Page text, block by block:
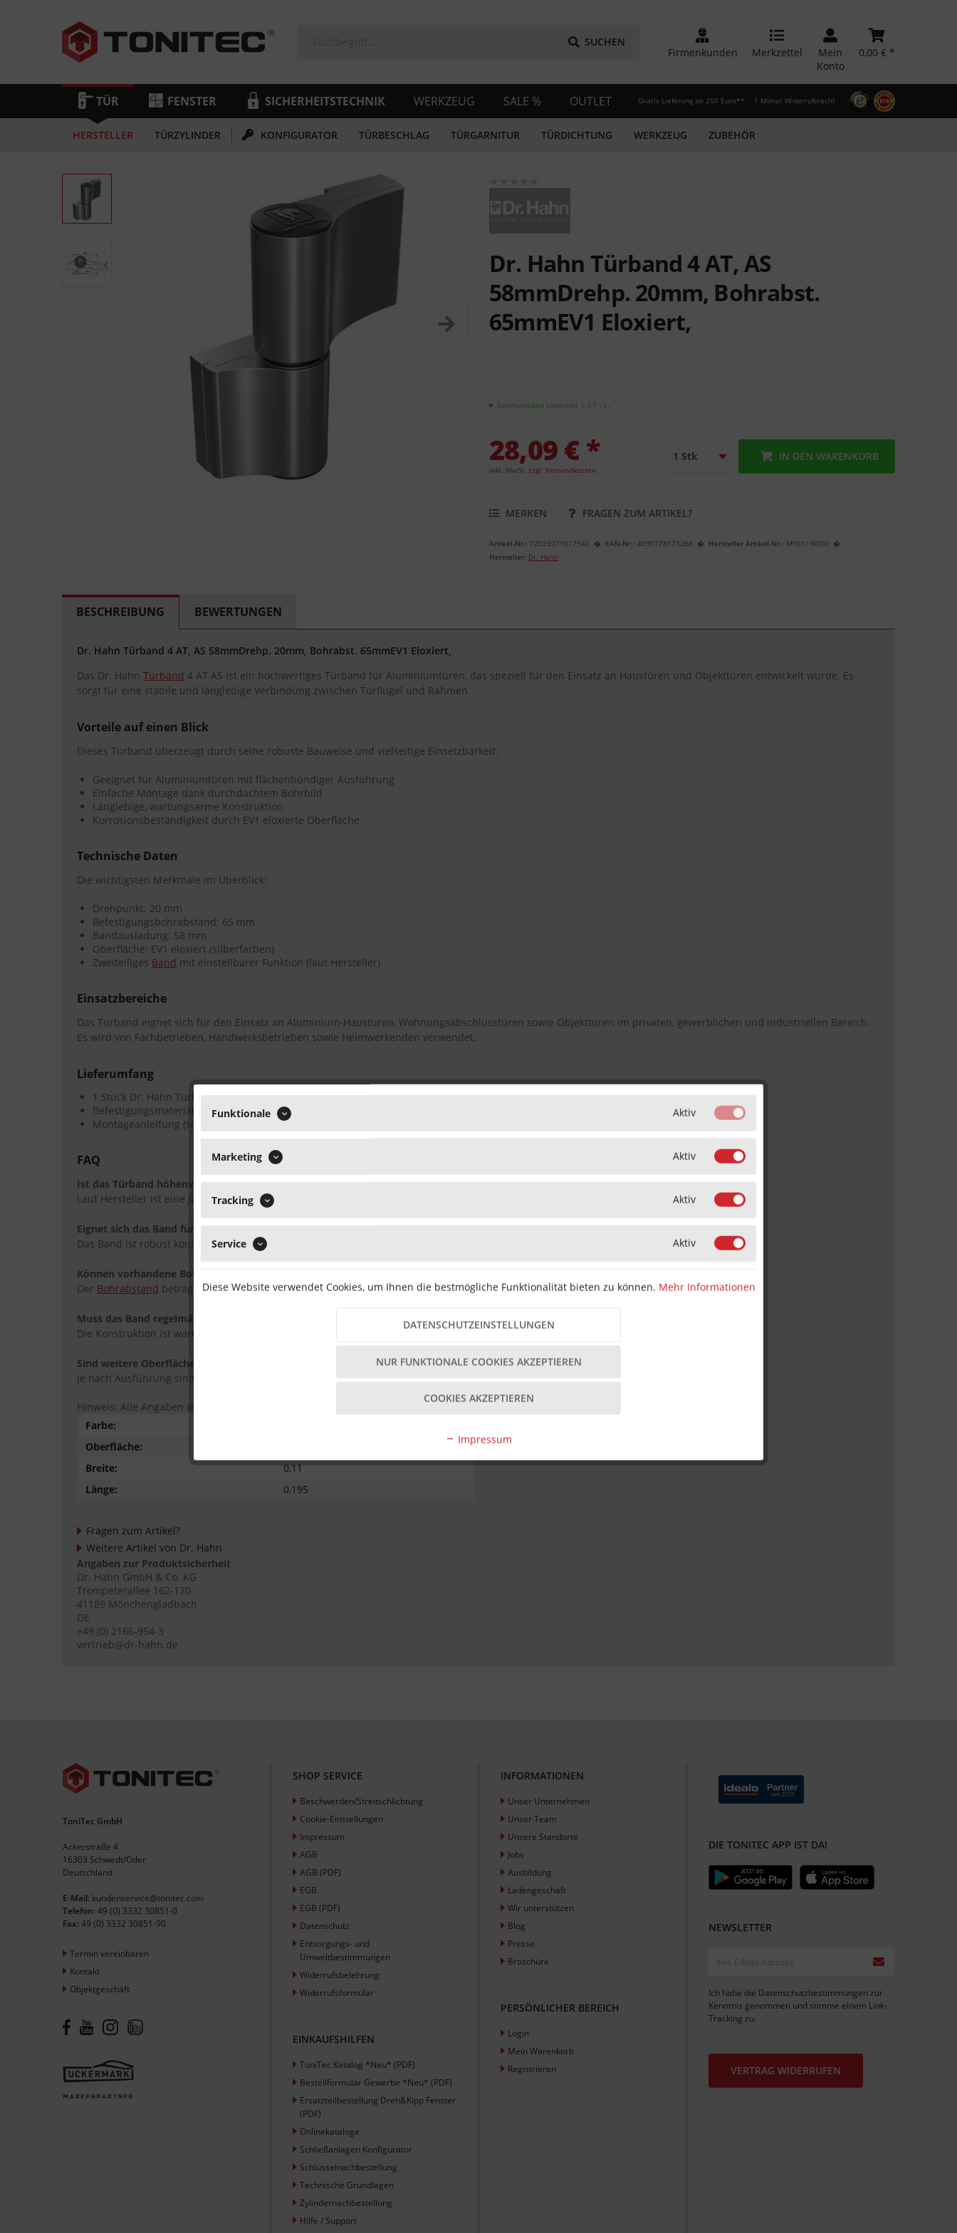
SUCHEN
Firmenkunden Merkzettel
Mein
Konto
0,00 € *
TÜR
HERSTELLER TÜRZYLINDER KONFIGURATOR TÜRBESCHLAG TÜRGARNITUR TÜRDICHTUNG WERKZEUG ZUBEHÖR
FENSTER SICHERHEITSTECHNIK WERKZEUG SALE % OUTLET Gratis Lieferung ab 250 Euro** 1 Monat Widerrufsrecht
Dr. Hahn Türband 4 AT, AS
58mmDrehp. 20mm, Bohrabst.
65mmEV1 Eloxiert,
Sofortversand Lieferzeit 1-3 T - ℹ -
28,09 € *
inkl. MwSt. zzgl. Versandkosten
IN DEN WARENKORB
MERKEN FRAGEN ZUM ARTIKEL?
Artikel-Nr.: T2023071017942 EAN-Nr.: 4030778173268 Hersteller Artikel-Nr.: M9011W000
Hersteller: Dr. Hahn
BESCHREIBUNG BEWERTUNGEN
Dr. Hahn Türband 4 AT, AS 58mmDrehp. 20mm, Bohrabst. 65mmEV1 Eloxiert,
Das Dr. Hahn Türband 4 AT AS ist ein hochwertiges Türband für Aluminiumtüren, das speziell für den Einsatz an Haustüren und Objekttüren entwickelt wurde. Es
sorgt für eine stabile und langlebige Verbindung zwischen Türflügel und Rahmen.
Vorteile auf einen Blick
Dieses Türband überzeugt durch seine robuste Bauweise und vielseitige Einsetzbarkeit.
Geeignet für Aluminiumtüren mit flächenbündiger Ausführung
Einfache Montage dank durchdachtem Bohrbild
Langlebige, wartungsarme Konstruktion
Korrosionsbeständigkeit durch EV1 eloxierte Oberfläche
Technische Daten
Die wichtigsten Merkmale im Überblick:
Drehpunkt: 20 mm
Befestigungsbohrabstand: 65 mm
Bandausladung: 58 mm
Oberfläche: EV1 eloxiert (silberfarben)
Zweiteiliges Band mit einstellbarer Funktion (laut Hersteller)
Einsatzbereiche
Das Türband eignet sich für den Einsatz an Aluminium-Haustüren, Wohnungsabschlusstüren sowie Objekttüren im privaten, gewerblichen und industriellen Bereich.
Es wird von Fachbetrieben, Handwerksbetrieben sowie Heimwerkenden verwendet.
Lieferumfang
1 Stück Dr. Hahn Türband 4 AT AS, EV1 eloxiert
Befestigungsmaterial (je nach Ausführung)
Montageanleitung (sofern vom Hersteller vorgesehen)
FAQ
Ist das Türband höhenverstellbar?
Laut Hersteller ist eine Justierung möglich; Details können je nach Ausführung variieren.
Eignet sich das Band für Haustüren mit erhöhtem Sicherheitsbedarf?
Das Band ist robust konstruiert und eignet sich auch für Türen mit höheren Anforderungen an Stabilität.
Können vorhandene Bohrungen weiterverwendet werden?
Der Bohrabstand beträgt 65 mm; Kompatibilität sollte vorab geprüft werden.
Muss das Band regelmäßig gewartet werden?
Die Konstruktion ist wartungsarm; gelegentliches Nachziehen der Schrauben wird empfohlen.
Sind weitere Oberflächenvarianten erhältlich?
Je nach Ausführung sind verschiedene Oberflächen möglich; bitte die Produktbeschreibung beachten.
Hinweis: Alle Angaben ohne Gewähr.
Farbe:
Oberfläche:
Breite:
0,11
Länge:
0,195
Fragen zum Artikel?
Weitere Artikel von Dr. Hahn
Angaben zur Produktsicherheit
Dr. Hahn GmbH & Co. KG
Trompeterallee 162-170
41189 Mönchengladbach
DE
+49 (0) 2166-954-3
vertrieb@dr-hahn.de
ToniTec GmbH
Ackerstraße 4
16303 Schwedt/Oder
Deutschland
E-Mail: kundenservice@tonitec.com
Telefon: 49 (0) 3332 30851-0
Fax: 49 (0) 3332 30851-90
Termin vereinbaren
Kontakt
Objektgeschäft
SHOP SERVICE
Beschwerden/Streitschlichtung
Cookie-Einstellungen
Impressum
AGB
AGB (PDF)
EGB
EGB (PDF)
Datenschutz
Entsorgungs- und
Umweltbestimmungen
Widerrufsbelehrung
Widerrufsformular
EINKAUFSHILFEN
ToniTec Katalog *Neu* (PDF)
Bestellformular Gewerbe *Neu* (PDF)
Ersatzteilbestellung Dreh&Kipp Fenster
(PDF)
Onlinekataloge
Schließanlagen Konfigurator
Schlüsselnachbestellung
Technische Grundlagen
Zylindernachbestellung
Hilfe / Support
INFORMATIONEN
Unser Unternehmen
Unser Team
Unsere Standorte
Jobs
Ausbildung
Ladengeschäft
Wir unterstützen
Blog
Presse
Broschüre
PERSÖNLICHER BEREICH
Login
Mein Warenkorb
Registrieren
DIE TONITEC APP IST DA!
NEWSLETTER
Ich habe die Datenschutzbestimmungenzur
Kenntnis genommen und stimme einem Link-
Tracking zu.
VERTRAG WIDERRUFEN
Funktionale Aktiv
Marketing Aktiv
Tracking Aktiv
Service Aktiv
Diese Website verwendet Cookies, um Ihnen die bestmögliche Funktionalität bieten zu können. Mehr Informationen
DATENSCHUTZEINSTELLUNGEN
NUR FUNKTIONALE COOKIES AKZEPTIEREN
COOKIES AKZEPTIEREN
Impressum